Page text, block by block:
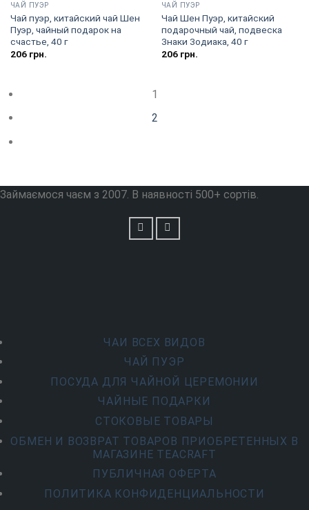
ЧАЙ ПУЭР
Чай пуэр, китайский чай Шен
Пуэр, чайный подарок на
счастье, 40 г
206грн.
ЧАЙ ПУЭР
Чай Шен Пуэр, китайский
подарочный чай, подвеска
Знаки Зодиака, 40 г
206грн.
1
2
Займаємося чаєм з 2007. В наявності 500+ сортів.
ЧАИ ВСЕХ ВИДОВ
ЧАЙ ПУЭР
ПОСУДА ДЛЯ ЧАЙНОЙ ЦЕРЕМОНИИ
ЧАЙНЫЕ ПОДАРКИ
СТОКОВЫЕ ТОВАРЫ
ОБМЕН И ВОЗВРАТ ТОВАРОВ ПРИОБРЕТЕННЫХ В
МАГАЗИНЕ TEACRAFT
ПУБЛИЧНАЯ ОФЕРТА
ПОЛИТИКА КОНФИДЕНЦИАЛЬНОСТИ